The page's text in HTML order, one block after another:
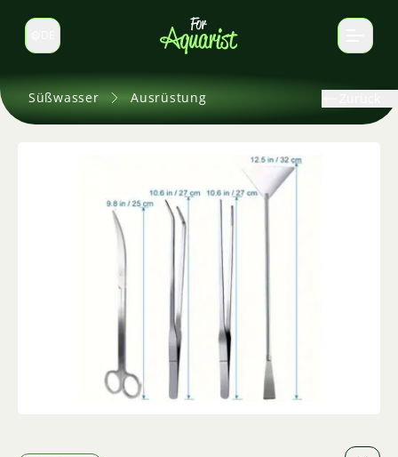
Sprache wechseln
Süßwasser Ausrüstung